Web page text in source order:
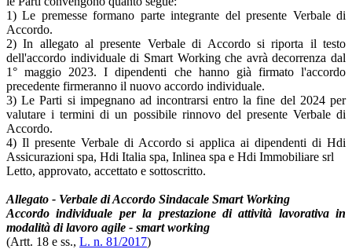
1) Le premesse formano parte integrante del presente Verbale di
Accordo.
2) In allegato al presente Verbale di Accordo si riporta il testo
dell'accordo individuale di Smart Working che avrà decorrenza dal
1° maggio 2023. I dipendenti che hanno già firmato l'accordo
precedente firmeranno il nuovo accordo individuale.
3) Le Parti si impegnano ad incontrarsi entro la fine del 2024 per
valutare i termini di un possibile rinnovo del presente Verbale di
Accordo.
4) Il presente Verbale di Accordo si applica ai dipendenti di Hdi
Assicurazioni spa, Hdi Italia spa, Inlinea spa e Hdi Immobiliare srl
Letto, approvato, accettato e sottoscritto.
Allegato - Verbale di Accordo Sindacale Smart Working
Accordo individuale per la prestazione di attività lavorativa in
modalità di lavoro agile - smart working
(Artt. 18 e ss., L. n. 81/2017)